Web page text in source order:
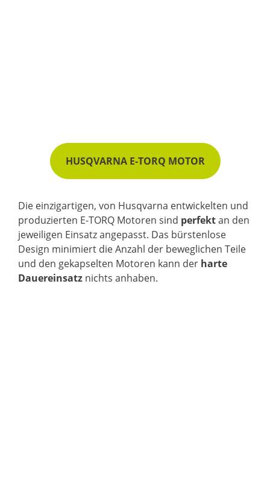
HUSQVARNA E-TORQ MOTOR
Die einzigartigen, von Husqvarna entwickelten und
produzierten E-TORQ Motoren sind perfektan den
jeweiligen Einsatz angepasst. Das bürstenlose
Design minimiert die Anzahl der beweglichen Teile
und den gekapselten Motoren kann der harte
Dauereinsatz nichts anhaben.